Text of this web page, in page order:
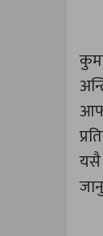
यसै